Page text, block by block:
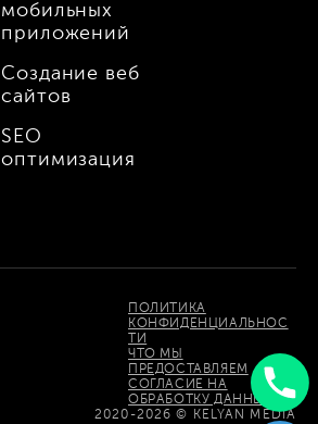
мобильных
приложений
Создание веб
сайтов
SEO
оптимизация
ПОЛИТИКА
КОНФИДЕНЦИАЛЬНОС
ТИ
ЧТО МЫ
ПРЕДОСТАВЛЯЕМ
СОГЛАСИЕ НА
ОБРАБОТКУ ДАННЫХ
2020-2026 © KELYAN MEDIA
Uzbek